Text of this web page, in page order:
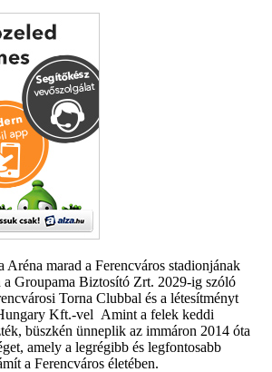
Aréna marad a Ferencváros stadionjának
a Groupama Biztosító Zrt. 2029-ig szóló
Torna Clubbal és a létesítményt
Kft.-vel Amint a felek keddi
büszkén ünneplik az immáron 2014 óta
amely a legrégibb és legfontosabb
a Ferencváros életében.